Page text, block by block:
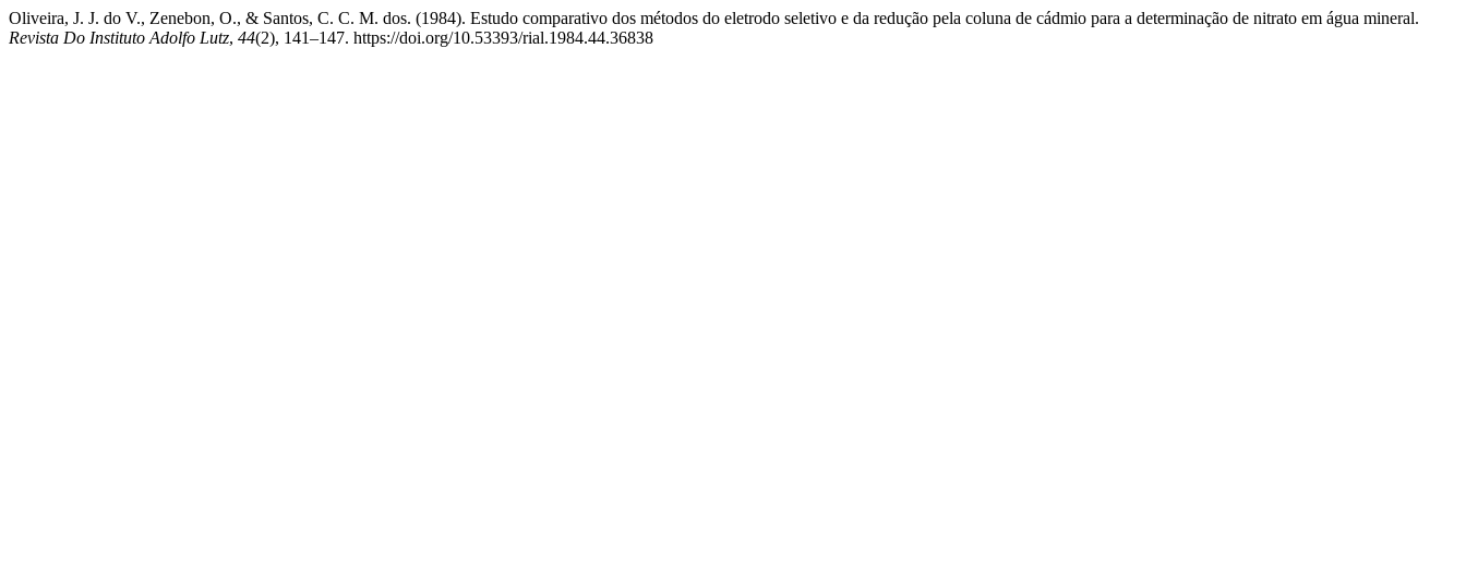
Oliveira, J. J. do V., Zenebon, O., & Santos, C. C. M. dos. (1984). Estudo comparativo dos métodos do eletrodo seletivo e da redução pela coluna de cádmio para a determinação de nitrato em água mineral.
Revista Do Instituto Adolfo Lutz, 44(2), 141–147. https://doi.org/10.53393/rial.1984.44.36838